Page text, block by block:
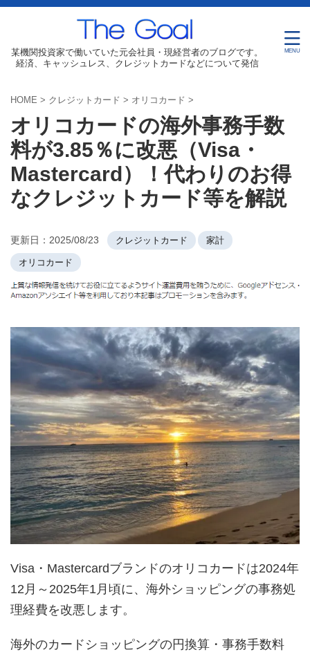
某機関投資家で働いていた元会社員・現経営者のブログです。
経済、キャッシュレス、クレジットカードなどについて発信
HOME > クレジットカード > オリコカード >
オリコカードの海外事務手数
料が3.85％に改悪（Visa・
Mastercard）！代わりのお得
なクレジットカード等を解説
更新日： 2025/08/23 クレジットカード 家計
オリコカード
Visa・Mastercardブランドのオリコカードは2024年
12月～2025年1月頃に、海外ショッピングの事務処
理経費を改悪します。
海外のカードショッピングの円換算・事務手数料